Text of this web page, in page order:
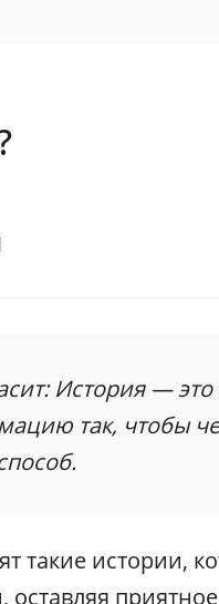
История —
так, чтобы
такие истории,